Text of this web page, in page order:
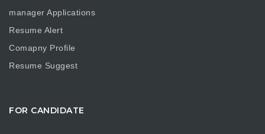
manager Applications
Resume Alert
Comapny Profile
Resume Suggest
FOR CANDIDATE